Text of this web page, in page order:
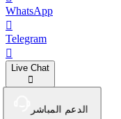
WhatsApp
Telegram
Live Chat
الدعم المباشر